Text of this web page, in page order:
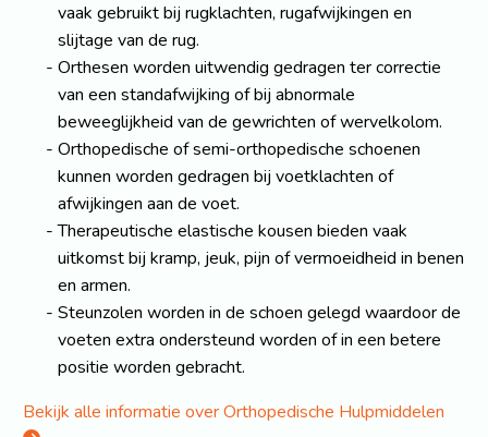
vaak gebruikt bij rugklachten, rugafwijkingen en
slijtage van de rug.
Orthesen worden uitwendig gedragen ter correctie
van een standafwijking of bij abnormale
beweeglijkheid van de gewrichten of wervelkolom.
Orthopedische of semi-orthopedische schoenen
kunnen worden gedragen bij voetklachten of
afwijkingen aan de voet.
Therapeutische elastische kousen bieden vaak
uitkomst bij kramp, jeuk, pijn of vermoeidheid in benen
en armen.
Steunzolen worden in de schoen gelegd waardoor de
voeten extra ondersteund worden of in een betere
positie worden gebracht.
Bekijk alle informatie over Orthopedische Hulpmiddelen